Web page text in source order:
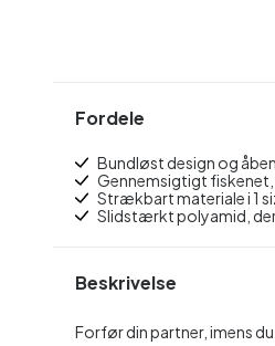
Fordele
Bundløst design og
Gennemsigtigt
Strækbart materiale i 1
Slidstærkt polyamid,
Beskrivelse
Forfør din partner, imens